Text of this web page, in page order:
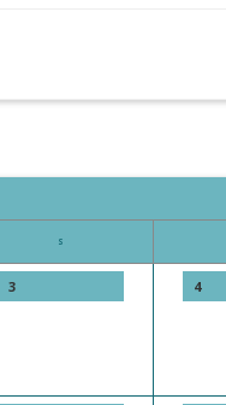
S
3 4